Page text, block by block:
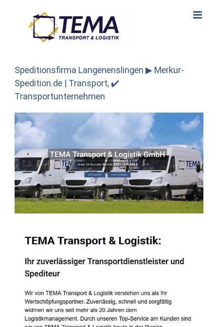
Speditionsfirma Langenenslingen ▶︎ Merkur-
Spedition.de | Transport, ✔️
Transportunternehmen